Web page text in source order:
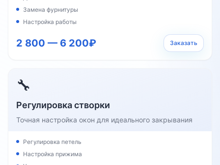
Замена фурнитуры
Настройка работы
2 800 — 6 200₽ Заказать
🔧
Регулировка створки
Точная настройка окон для идеального закрывания
Регулировка петель
Настройка прижима